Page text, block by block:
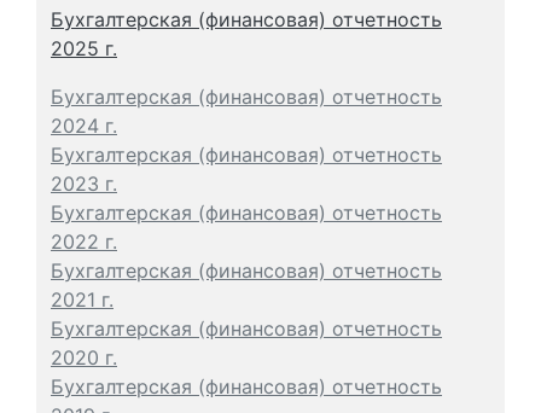
Бухгалтерская (финансовая) отчетность
2025 г.
Бухгалтерская (финансовая) отчетность
2024 г.
Бухгалтерская (финансовая) отчетность
2023 г.
Бухгалтерская (финансовая) отчетность
2022 г.
Бухгалтерская (финансовая) отчетность
2021 г.
Бухгалтерская (финансовая) отчетность
2020 г.
Бухгалтерская (финансовая) отчетность